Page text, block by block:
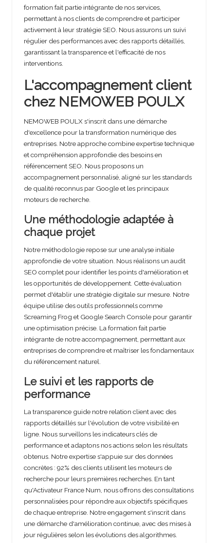
formation fait partie intégrante de nos services,
permettant à nos clients de comprendre et participer
activement à leur stratégie SEO. Nous assurons un suivi
régulier des performances avec des rapports détaillés,
garantissant la transparence et l'efficacité de nos
interventions.
L'accompagnement client
chez NEMOWEB POULX
NEMOWEB POULX s'inscrit dans une démarche
d'excellence pour la transformation numérique des
entreprises. Notre approche combine expertise technique
et compréhension approfondie des besoins en
référencement SEO. Nous proposons un
accompagnement personnalisé, aligné sur les standards
de qualité reconnus par Google et les principaux
moteurs de recherche.
Une méthodologie adaptée à
chaque projet
Notre méthodologie repose sur une analyse initiale
approfondie de votre situation. Nous réalisons un audit
SEO complet pour identifier les points d'amélioration et
les opportunités de développement. Cette évaluation
permet d'établir une stratégie digitale sur mesure. Notre
équipe utilise des outils professionnels comme
Screaming Frog et Google Search Console pour garantir
une optimisation précise. La formation fait partie
intégrante de notre accompagnement, permettant aux
entreprises de comprendre et maîtriser les fondamentaux
du référencement naturel.
Le suivi et les rapports de
performance
La transparence guide notre relation client avec des
rapports détaillés sur l'évolution de votre visibilité en
ligne. Nous surveillons les indicateurs clés de
performance et adaptons nos actions selon les résultats
obtenus. Notre expertise s'appuie sur des données
concrètes : 92% des clients utilisent les moteurs de
recherche pour leurs premières recherches. En tant
qu'Activateur France Num, nous offrons des consultations
personnalisées pour répondre aux objectifs spécifiques
de chaque entreprise. Notre engagement s'inscrit dans
une démarche d'amélioration continue, avec des mises à
jour régulières selon les évolutions des algorithmes.